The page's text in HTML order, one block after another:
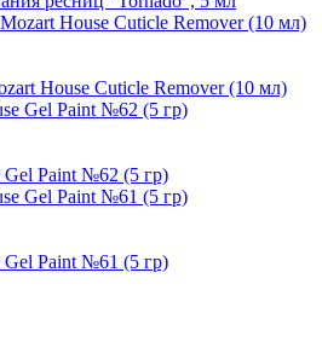
House Cuticle Remover (10 мл)
Gel Paint №62 (5 гр)
Gel Paint №61 (5 гр)